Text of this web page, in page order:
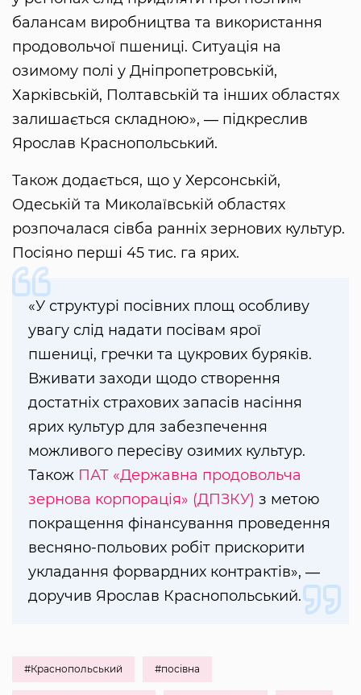
балансам виробництва та використання
продовольчої пшениці. Ситуація на
озимому полі у Дніпропетровській,
Харківській, Полтавській та інших областях
залишається складною», ― підкреслив
Ярослав Краснопольський.
Також додається, що у Херсонській,
Одеській та Миколаївській областях
розпочалася сівба ранніх зернових культур.
Посіяно перші 45 тис. га ярих.
«У структурі посівних площ особливу
увагу слід надати посівам ярої
пшениці, гречки та цукрових буряків.
Вживати заходи щодо створення
достатніх страхових запасів насіння
ярих культур для забезпечення
можливого пересіву озимих культур.
Також ПАТ «Державна продовольча
зернова корпорація» (ДПЗКУ) з метою
покращення фінансування проведення
весняно-польових робіт прискорити
укладання форвардних контрактів», ―
доручив Ярослав Краснопольський.
#Краснопольський #посівна